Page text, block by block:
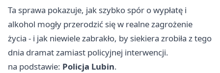
Ta sprawa pokazuje, jak szybko spór o wypłatę i
alkohol mogły przerodzić się w realne zagrożenie
życia - i jak niewiele zabrakło, by siekiera zrobiła z tego
dnia dramat zamiast policyjnej interwencji.
na podstawie: Policja Lubin.